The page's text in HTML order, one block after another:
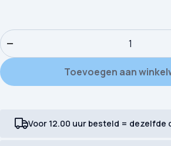
Dekbedovertrek Good Morning Iris aantal
−
Toevoegen aan
Voor 12.00 uur besteld = dezelfde